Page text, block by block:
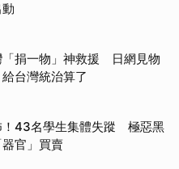
「捐一物」神救援 日網見物
台灣統治算了
！43名學生集體失蹤 極惡黑
官」買賣